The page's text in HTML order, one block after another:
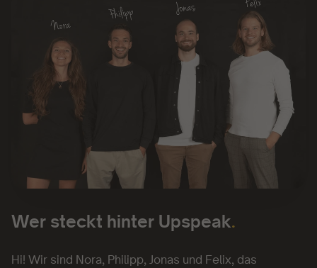
Wer steckt hinter Upspeak.
Hi! Wir sind Nora, Philipp, Jonas und Felix, das